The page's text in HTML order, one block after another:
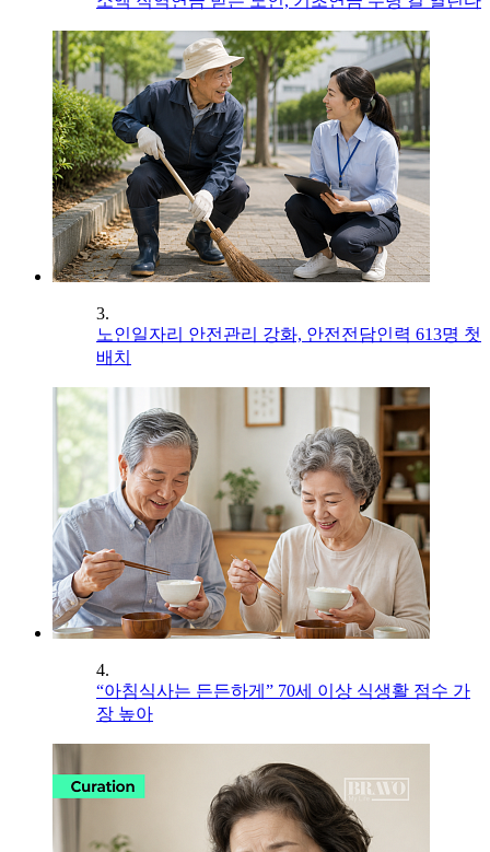
3.
노인일자리 안전관리 강화, 안전전담인력 613명 첫
배치
4.
“아침식사는 든든하게” 70세 이상 식생활 점수 가
장 높아